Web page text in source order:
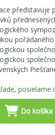
představuje
pořádaného
posielame
Do košíka